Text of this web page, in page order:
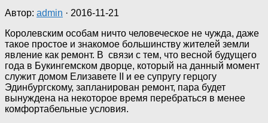
Автор: admin · 2016-11-21
Королевским особам ничто человеческое не чужда, даже
такое простое и знакомое большинству жителей земли
явление как ремонт. В связи с тем, что весной будущего
года в Букингемском дворце, который на данный момент
служит домом Елизавете II и ее супругу герцогу
Эдинбургскому, запланирован ремонт, пара будет
вынуждена на некоторое время перебраться в менее
комфортабельные условия.